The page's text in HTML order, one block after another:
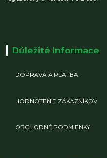
Důležité Informace
DOPRAVA A PLATBA
HODNOTENIE ZÁKAZNÍKOV
OBCHODNÉ PODMIENKY